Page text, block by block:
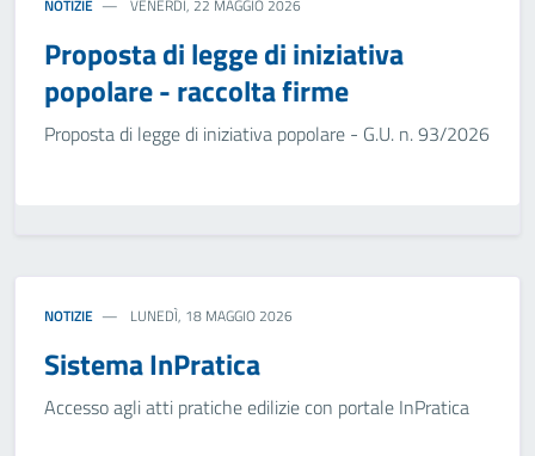
NOTIZIE VENERDÌ, 22 MAGGIO 2026
Proposta di legge di iniziativa
popolare - raccolta firme
Proposta di legge di iniziativa popolare - G.U. n. 93/2026
NOTIZIE LUNEDÌ, 18 MAGGIO 2026
Sistema InPratica
Accesso agli atti pratiche edilizie con portale InPratica